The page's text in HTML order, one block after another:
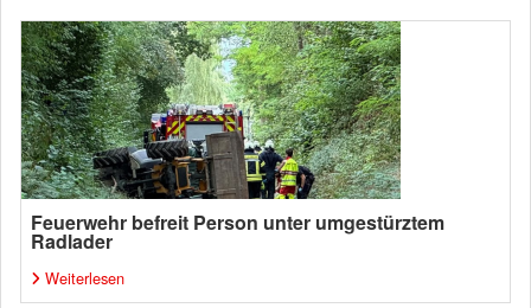
Feuerwehr befreit Person unter umgestürztem
Radlader
Weiterlesen